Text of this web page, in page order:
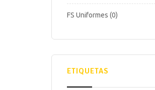
FS Uniformes 0
ETIQUETAS